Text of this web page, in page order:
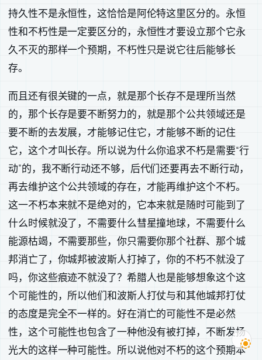
持久性不是永恒性，这恰恰是阿伦特这里区分的。永恒
性和不朽性是一定要区分的，永恒性才要设立那个它永
久不灭的那样一个预期，不朽性只是说它往后能够长
存。
而且还有很关键的一点，就是那个长存不是理所当然
的，那个长存是要不断努力的，就是那个公共领域还是
要不断的去发展，才能够记住它，才能够不断的记住
它，这个才叫长存。所以说为什么你追求不朽是需要“行
动”的，我不断行动还不够，后代们还要再去不断行动，
再去维护这个公共领域的存在，才能再维护这个不朽。
这一不朽本来就不是绝对的，它本来就是随时可能到了
什么时候就没了，不需要什么彗星撞地球，不需要什么
能源枯竭，不需要那些，你只需要你那个社群、那个城
邦消亡了，你城邦被波斯人打掉了，你的不朽不就没了
吗，你这些痕迹不就没了？希腊人也是能够想象这个这
个可能性的，所以他们和波斯人打仗与和其他城邦打仗
的态度是完全不一样的。好在消亡的可能性不是必然
性，这个可能性也包含了一种他没有被打掉，不断发扬
光大的这样一种可能性。所以说他对不朽的这个预期本